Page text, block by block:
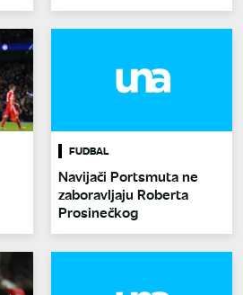
FUDBAL
Navijači Portsmuta ne
zaboravljaju Roberta
Prosinečkog